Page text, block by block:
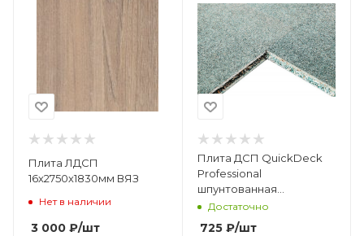
Плита ЛДСП
16х2750х1830мм ВЯЗ
Нет в наличии
3 000 ₽/шт
Плита ДСП QuickDeck
Professional
шпунтованная
влагостойкая P5 Е1
1830х600х16
Достаточно
725₽/шт